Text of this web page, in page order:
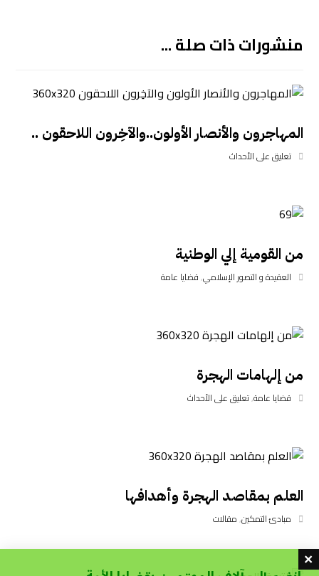
منشورات ذات صلة ...
المهاجرون والأنصار الأولون..والآخِرون اللاحقون ..
تعليق على الأحداث
من القومية إلي الوطنية
العقيدة و التصور الإسلامي,قضايا عامة
من إلهامات الهجرة
قضايا عامة,تعليق على الأحداث
العلم بمقاصد الهجرة وأهدافها
مبادئ التمكين,مقالات